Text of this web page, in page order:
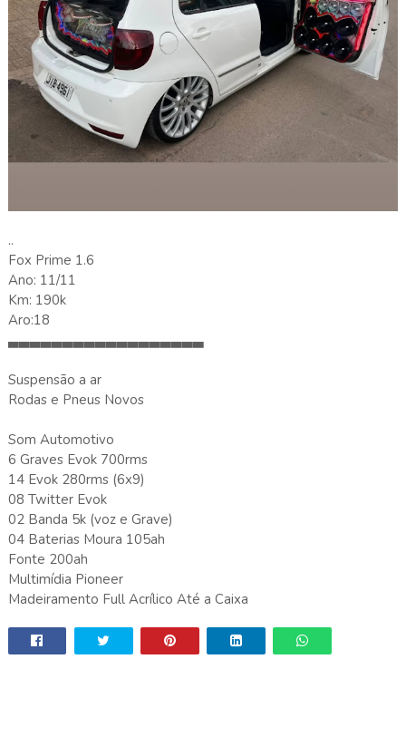
..
Fox Prime 1.6
Ano: 11/11
Km: 190k
Aro:18
▃▃▃▃▃▃▃▃▃▃▃▃▃▃▃▃▃▃
Suspensão a ar
Rodas e Pneus Novos
Som Automotivo
6 Graves Evok 700rms
14 Evok 280rms (6x9)
08 Twitter Evok
02 Banda 5k (voz e Grave)
04 Baterias Moura 105ah
Fonte 200ah
Multimídia Pioneer
Madeiramento Full Acrílico Até a Caixa